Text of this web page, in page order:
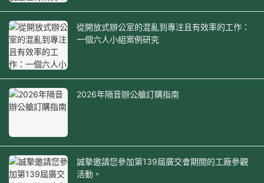
從開放式辦公室的混亂到專注且有效率的工作：
一個六人小組案例研究
2026年隔音辦公艙訂購指南
誠摯邀請您參加第139屆廣交會期間的工廠參觀
活動。